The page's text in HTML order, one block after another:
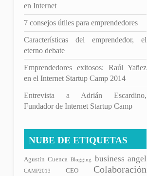
en Internet
7 consejos útiles para emprendedores
Características del emprendedor, el
eterno debate
Emprendedores exitosos: Raúl Yañez
en el Internet Startup Camp 2014
Entrevista a Adrián Escardino,
Fundador de Internet Startup Camp
NUBE DE ETIQUETAS
Agustín Cuenca Blogging business angel
CAMP2013 CEO Colaboración